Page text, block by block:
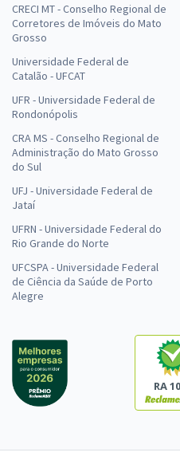
CRECI MT - Conselho Regional de
Corretores de Imóveis do Mato
Grosso
Universidade Federal de
Catalão - UFCAT
UFR - Universidade Federal de
Rondonópolis
CRA MS - Conselho Regional de
Administração do Mato Grosso
do Sul
UFJ - Universidade Federal de
Jataí
UFRN - Universidade Federal do
Rio Grande do Norte
UFCSPA - Universidade Federal
de Ciência da Saúde de Porto
Alegre
RA